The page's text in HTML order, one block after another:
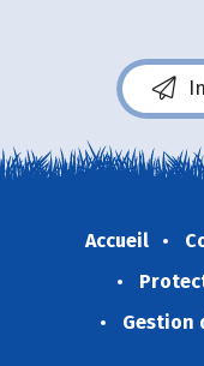
Accueil
Gestion